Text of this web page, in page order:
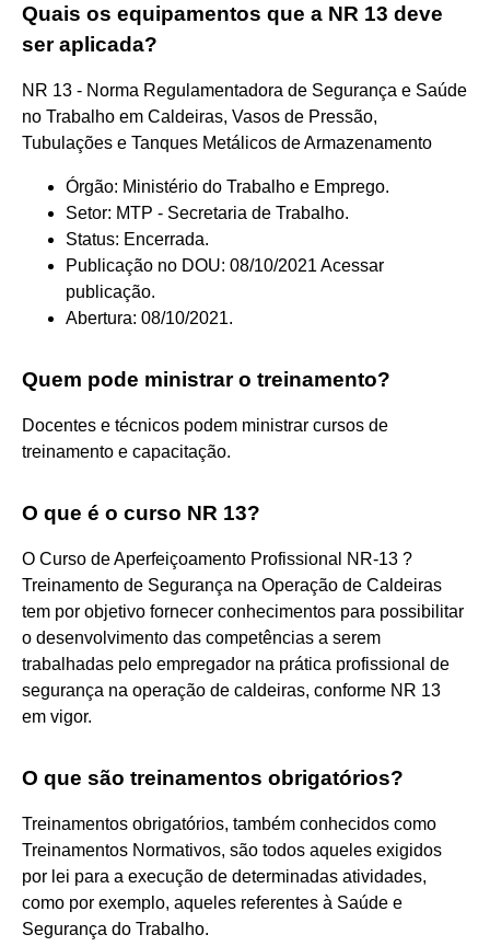
Quais os equipamentos que a NR 13 deve
ser aplicada?
NR 13 - Norma Regulamentadora de Segurança e Saúde
no Trabalho em Caldeiras, Vasos de Pressão,
Tubulações e Tanques Metálicos de Armazenamento
Órgão: Ministério do Trabalho e Emprego.
Setor: MTP - Secretaria de Trabalho.
Status: Encerrada.
Publicação no DOU: 08/10/2021 Acessar
publicação.
Abertura: 08/10/2021.
Quem pode ministrar o treinamento?
Docentes e técnicos podem ministrar cursos de
treinamento e capacitação.
O que é o curso NR 13?
O Curso de Aperfeiçoamento Profissional NR-13 ?
Treinamento de Segurança na Operação de Caldeiras
tem por objetivo fornecer conhecimentos para possibilitar
o desenvolvimento das competências a serem
trabalhadas pelo empregador na prática profissional de
segurança na operação de caldeiras, conforme NR 13
em vigor.
O que são treinamentos obrigatórios?
Treinamentos obrigatórios, também conhecidos como
Treinamentos Normativos, são todos aqueles exigidos
por lei para a execução de determinadas atividades,
como por exemplo, aqueles referentes à Saúde e
Segurança do Trabalho.